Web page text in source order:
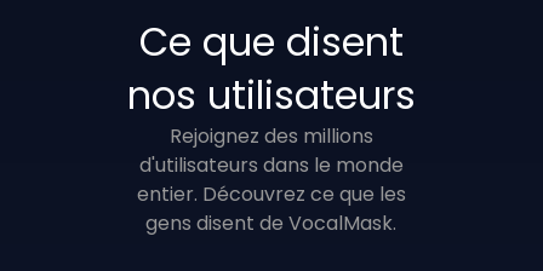
Ce que disent
nos utilisateurs
Rejoignez des millions
d'utilisateurs dans le monde
entier. Découvrez ce que les
gens disent de VocalMask.